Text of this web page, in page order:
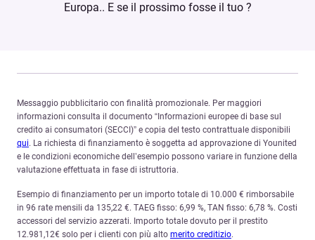
Europa.. E se il prossimo fosse il tuo ?
Messaggio pubblicitario con finalità promozionale. Per maggiori
informazioni consulta il documento “Informazioni europee di base sul
credito ai consumatori (SECCI)” e copia del testo contrattuale disponibili
qui. La richiesta di finanziamento è soggetta ad approvazione di Younited
e le condizioni economiche dell’esempio possono variare in funzione della
valutazione effettuata in fase di istruttoria.
Esempio di finanziamento per un importo totale di 10.000 € rimborsabile
in 96 rate mensili da 135,22 €. TAEG fisso: 6,99 %, TAN fisso: 6,78 %. Costi
accessori del servizio azzerati. Importo totale dovuto per il prestito
12.981,12€ solo per i clienti con più alto merito creditizio.